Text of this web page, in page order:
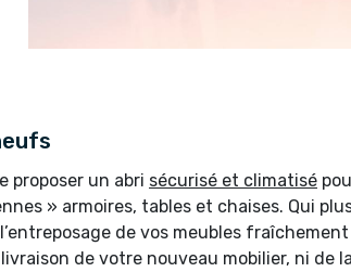
proposer un abri sécurisé et climatisé
» armoires, tables et chaises. Qui
de vos meubles
de votre nouveau mobilier, ni de